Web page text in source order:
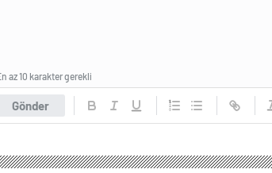
Gönder
az 10 karakter gerekli